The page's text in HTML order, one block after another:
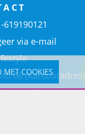
MET COOKIES
619190121
via e-mail
66 (Kantooradres)
Amsterdam